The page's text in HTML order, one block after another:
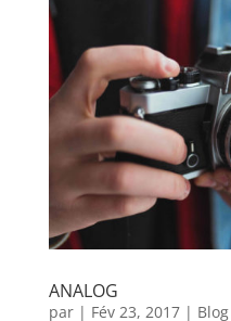
ANALOG
par | Fév 23, 2017| Blog